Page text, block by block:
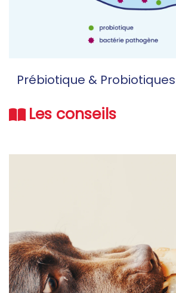
Prébiotique &
Les conseils